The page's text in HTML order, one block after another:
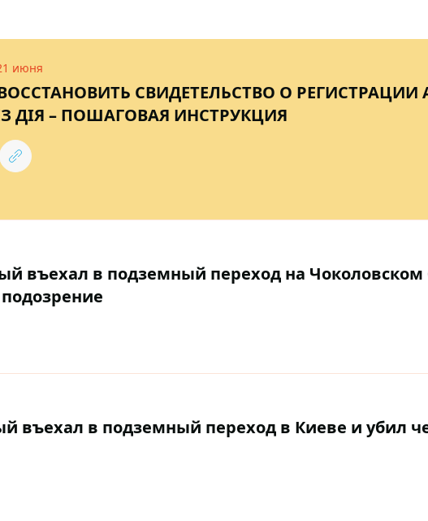
июня
СВИДЕТЕЛЬСТВО О РЕГИСТРАЦИИ
ДІЯ – ПОШАГОВАЯ ИНСТРУКЦИЯ
въехал в подземный переход на Чоколовском
въехал в подземный переход в Киеве и убил